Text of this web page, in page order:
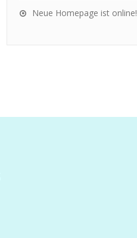
Neue Homepage ist online!